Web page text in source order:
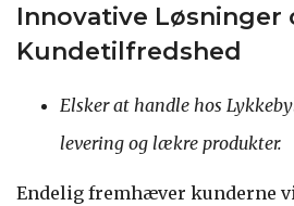
Innovative Løsninger
Kundetilfredshed
Elsker at handle hos
levering og lækre produkter.
Endelig fremhæver kunderne